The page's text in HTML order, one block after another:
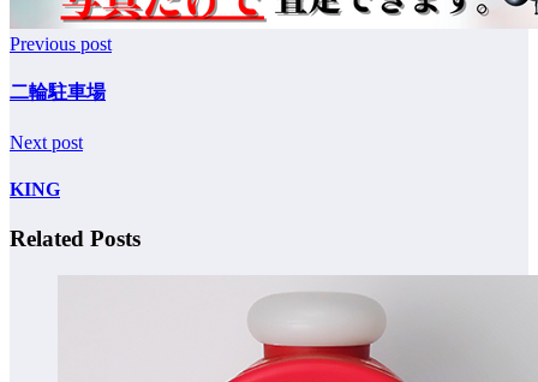
Previous post
二輪駐車場
Next post
KING
Related Posts